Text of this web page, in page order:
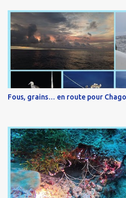
Fous, grains… en route pour